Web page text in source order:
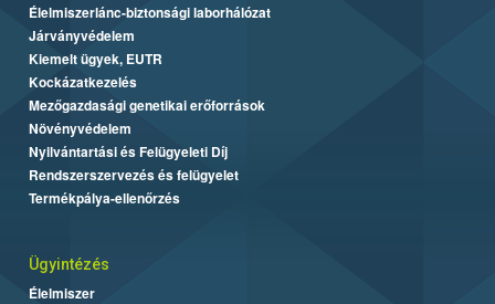
Élelmiszerlánc-biztonsági laborhálózat
Járványvédelem
Kiemelt ügyek, EUTR
Kockázatkezelés
Mezőgazdasági genetikai erőforrások
Növényvédelem
Nyilvántartási és Felügyeleti Díj
Rendszerszervezés és felügyelet
Termékpálya-ellenőrzés
Ügyintézés
Élelmiszer